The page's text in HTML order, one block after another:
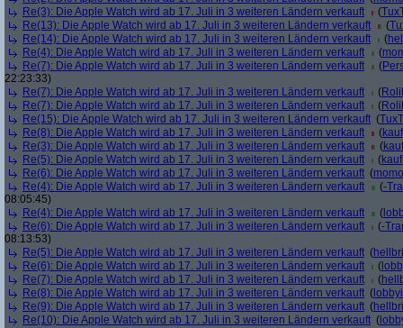
Re(3): Die Apple Watch wird ab 17. Juli in 3 weiteren Ländern verkauft
(
Re(13): Die Apple Watch wird ab 17. Juli in 3 weiteren Ländern verkauft
(
Re(14): Die Apple Watch wird ab 17. Juli in 3 weiteren Ländern verkauft
(
Re(4): Die Apple Watch wird ab 17. Juli in 3 weiteren Ländern verkauft
(
Re(7): Die Apple Watch wird ab 17. Juli in 3 weiteren Ländern verkauft
(
22:23:33)
Re(7): Die Apple Watch wird ab 17. Juli in 3 weiteren Ländern verkauft
(
Re(7): Die Apple Watch wird ab 17. Juli in 3 weiteren Ländern verkauft
(
Re(15): Die Apple Watch wird ab 17. Juli in 3 weiteren Ländern verkauft (
Re(8): Die Apple Watch wird ab 17. Juli in 3 weiteren Ländern verkauft
(
Re(3): Die Apple Watch wird ab 17. Juli in 3 weiteren Ländern verkauft
(
Re(5): Die Apple Watch wird ab 17. Juli in 3 weiteren Ländern verkauft
(
Re(6): Die Apple Watch wird ab 17. Juli in 3 weiteren Ländern verkauft (
Re(4): Die Apple Watch wird ab 17. Juli in 3 weiteren Ländern verkauft
(-
08:05:45)
Re(4): Die Apple Watch wird ab 17. Juli in 3 weiteren Ländern verkauft
(
Re(6): Die Apple Watch wird ab 17. Juli in 3 weiteren Ländern verkauft
(-
08:13:53)
Re(5): Die Apple Watch wird ab 17. Juli in 3 weiteren Ländern verkauft (
Re(6): Die Apple Watch wird ab 17. Juli in 3 weiteren Ländern verkauft
(
Re(7): Die Apple Watch wird ab 17. Juli in 3 weiteren Ländern verkauft
(
Re(8): Die Apple Watch wird ab 17. Juli in 3 weiteren Ländern verkauft (
Re(9): Die Apple Watch wird ab 17. Juli in 3 weiteren Ländern verkauft (
Re(10): Die Apple Watch wird ab 17. Juli in 3 weiteren Ländern verkauft (